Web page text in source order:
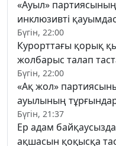
«Ауыл»
инклюзивті
Бүгін, 22:00
Курорттағы қорық
жолбарыс талап
Бүгін, 22:00
«Ақ жол»
ауылының
Бүгін, 21:37
Ер адам
ақшасын қоқысқа